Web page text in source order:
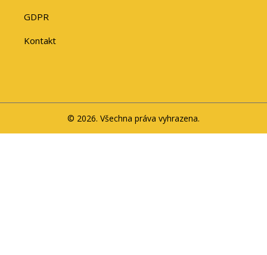
GDPR
Kontakt
© 2026. Všechna práva vyhrazena.